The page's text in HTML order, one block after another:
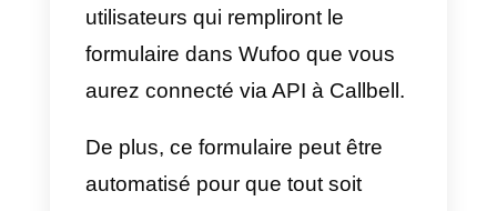
Avec cette implémentation, il sera
possible de synchroniser
automatiquement les contacts
générés dans Wufoo avec
Callbell. En plus de cela, vous